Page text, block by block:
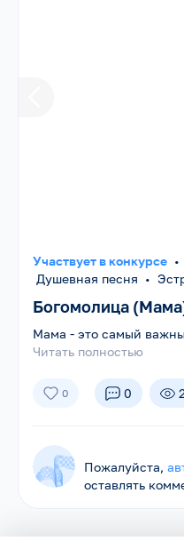
Участвует в конкурсе •
Душевная песня •
Богомолица
Мама - это самый
Читать полностью
0 0
Пожалуйста,
оставлять